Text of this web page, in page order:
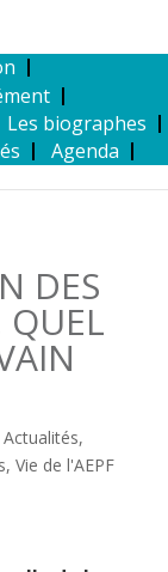
Les biographes
Agenda
DES
QUEL
Actualités,
, Vie de l'AEPF